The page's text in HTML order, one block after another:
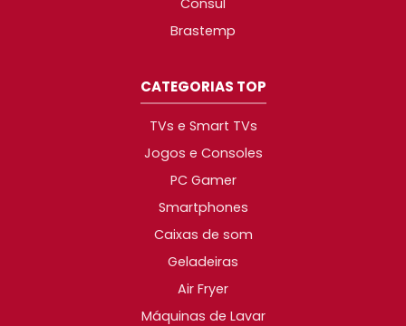
Consul
Brastemp
CATEGORIAS TOP
TVs e Smart TVs
Jogos e Consoles
PC Gamer
Smartphones
Caixas de som
Geladeiras
Air Fryer
Máquinas de Lavar